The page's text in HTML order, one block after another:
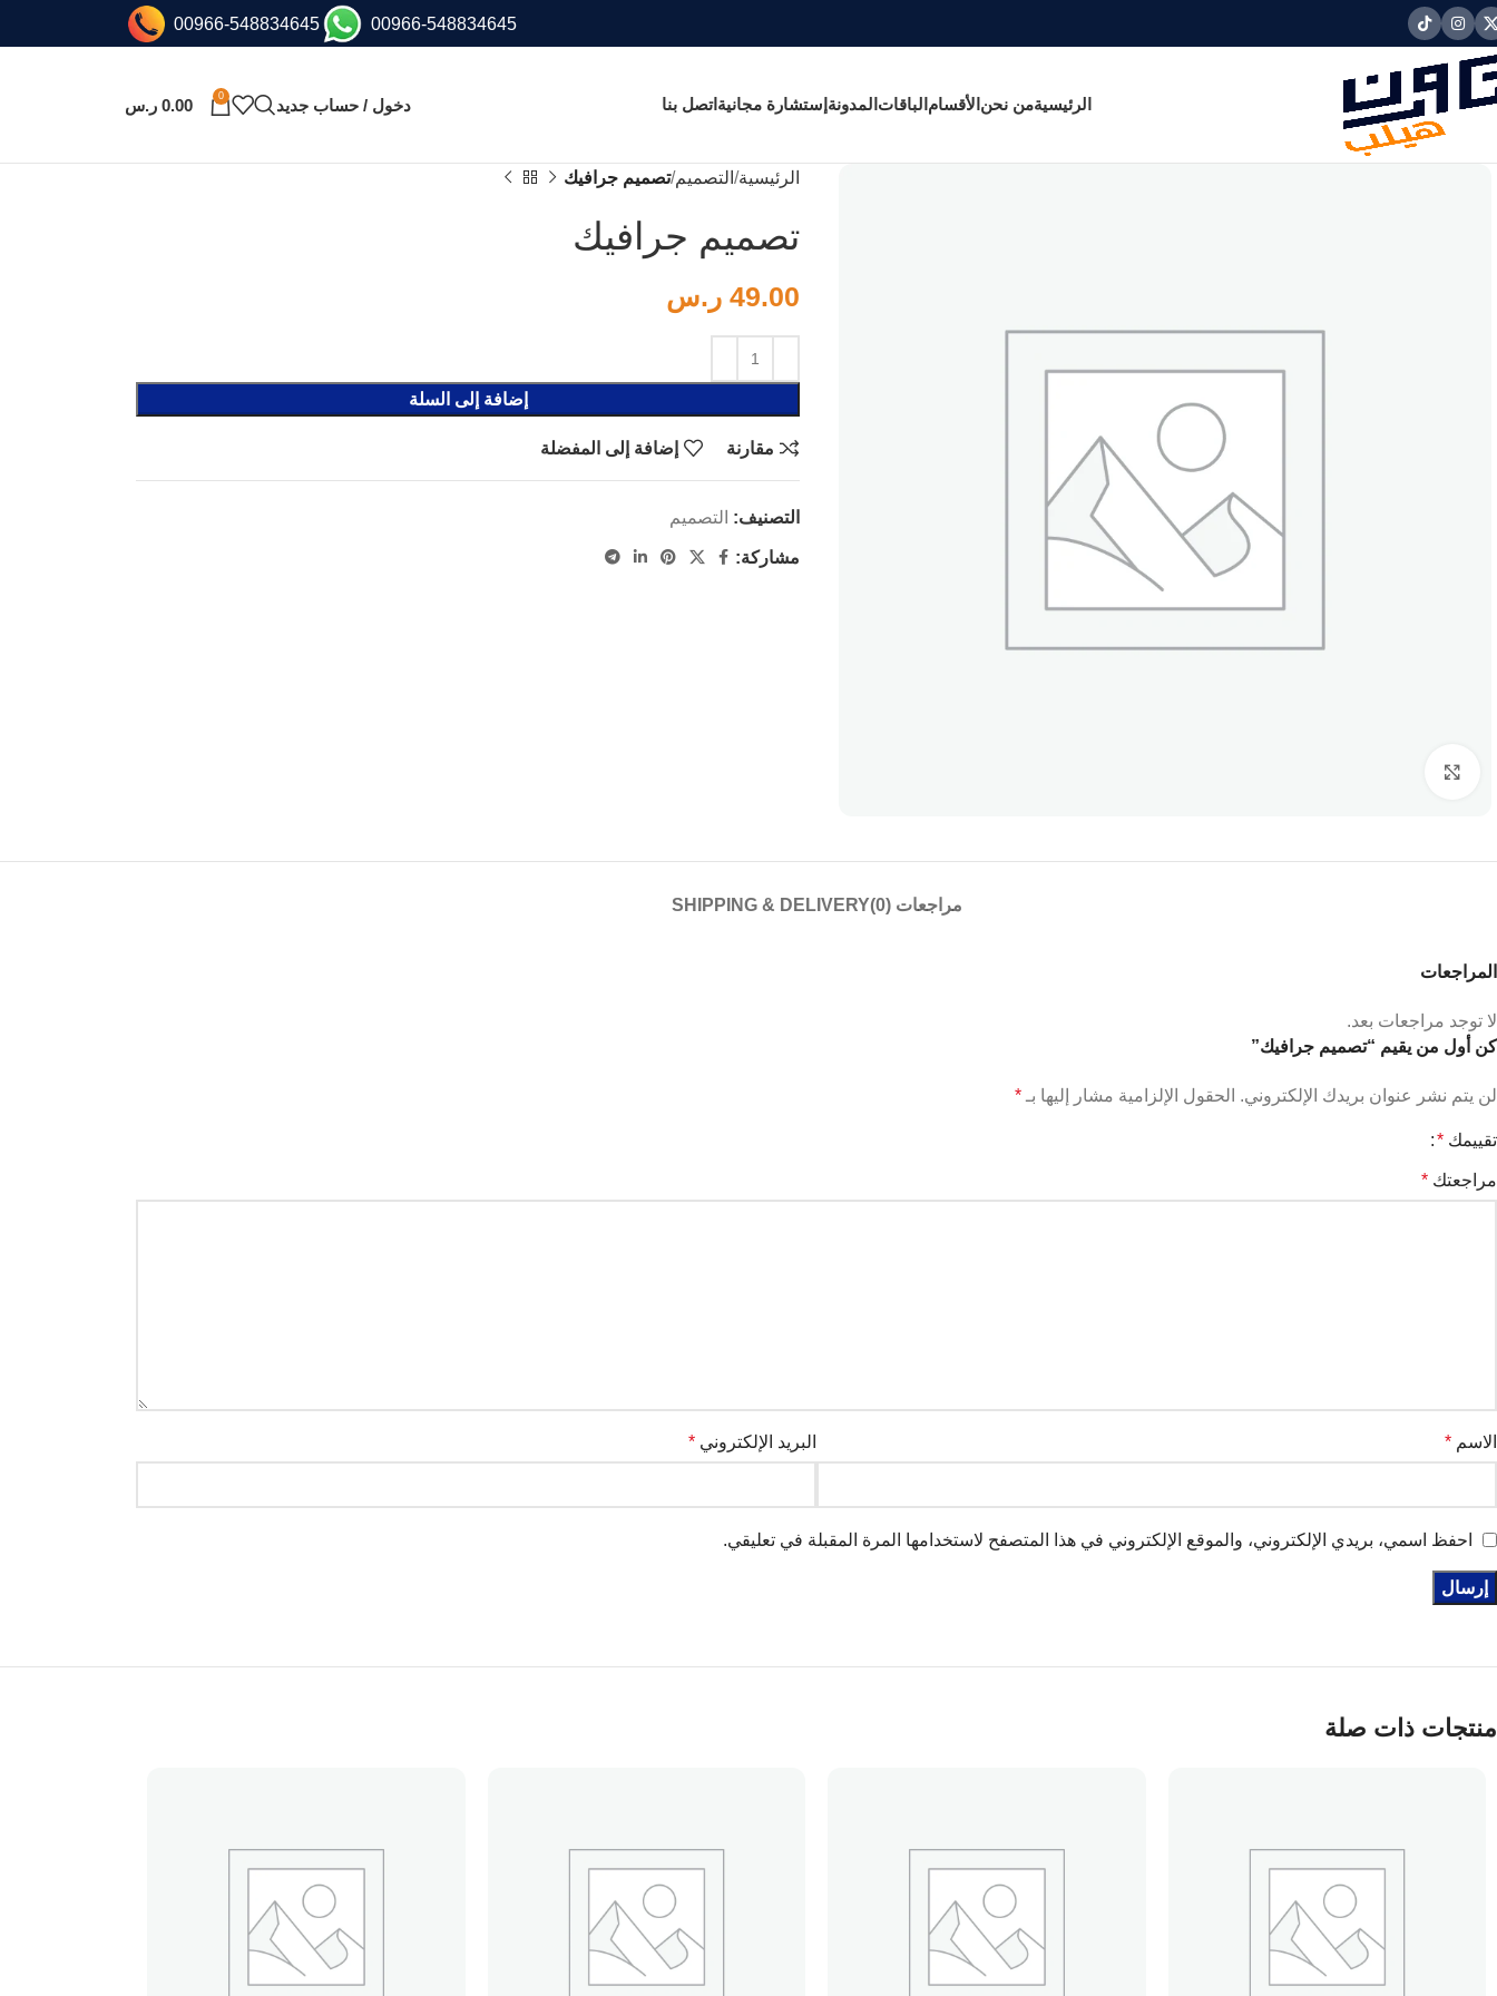
00966-548834645
00966-548834645
الرئيسيةمن نحن الأقسام الباقات المدونة إستشارة مجانية اتصل بنا دخول / حساب جديد 0
0.00 ر.س
الرئيسية التصميم تصميم جرافيك
تصميم جرافيك
49.00 ر.س
إضافة إلى السلة
مقارنة إضافة إلى المفضلة
التصنيف: التصميم
مشاركة:
مراجعات (0) SHIPPING & DELIVERY
المراجعات
لا توجد مراجعات بعد.
كن أول من يقيم “تصميم جرافيك”
لن يتم نشر عنوان بريدك الإلكتروني. الحقول الإلزامية مشار إليها بـ *
تقييمك *
مراجعتك *
الاسم * البريد الإلكتروني *
احفظ اسمي، بريدي الإلكتروني، والموقع الإلكتروني في هذا المتصفح لاستخدامها المرة المقبلة في تعليقي.
منتجات ذات صلة